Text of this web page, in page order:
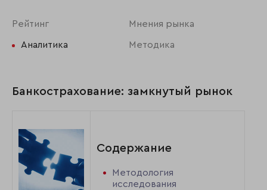
Рейтинг Мнения рынка
Аналитика Методика
Банкострахование: замкнутый рынок
Содержание
Методология
исследования